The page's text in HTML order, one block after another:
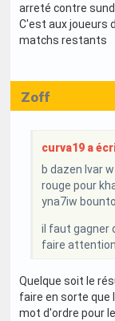
arreté contre
C'est aux joueurs
matchs restants
Zoff
curva19 a
b dazen lvar
rouge pour
yna7iw
il faut gagner
faire attention
Quelque soit le
faire en sorte que
mot d'ordre pour